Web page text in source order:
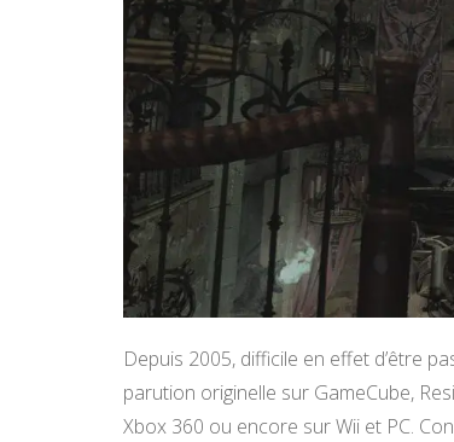
Depuis 2005, difficile en effet d’être
parution originelle sur GameCube,
Xbox 360 ou encore sur Wii et PC.